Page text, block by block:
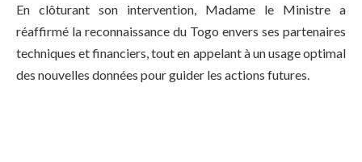
En clôturant son intervention, Madame le Ministre a
réaffirmé la reconnaissance du Togo envers ses partenaires
techniques et financiers, tout en appelant à un usage optimal
des nouvelles données pour guider les actions futures.